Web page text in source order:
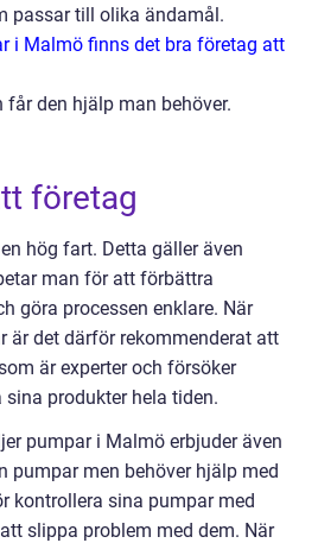
passar till olika ändamål.
i Malmö finns det bra företag att
den hjälp man behöver.
företag
hög fart. Detta gäller även
man för att förbättra
göra processen enklare. När
är det därför rekommenderat att
är experter och försöker
produkter hela tiden.
pumpar i Malmö erbjuder även
pumpar men behöver hjälp med
kontrollera sina pumpar med
slippa problem med dem. När